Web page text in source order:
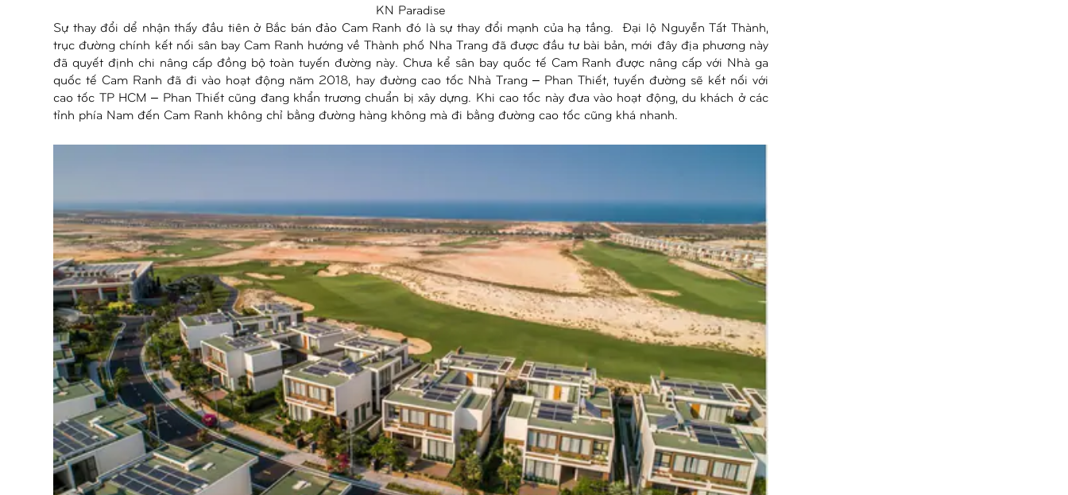
KN Paradise
Sự thay đổi dể nhận thấy đầu tiên ở Bắc bán đảo Cam Ranh đó là sự thay đổi mạnh của hạ tầng. Đại lộ Nguyễn Tất Thành,
trục đường chính kết nối sân bay Cam Ranh hướng về Thành phố Nha Trang đã được đầu tư bài bản, mới đây địa phương này
đã quyết định chi nâng cấp đồng bộ toàn tuyến đường này. Chưa kể sân bay quốc tế Cam Ranh được nâng cấp với Nhà ga
quốc tế Cam Ranh đã đi vào hoạt động năm 2018, hay đường cao tốc Nhà Trang – Phan Thiết, tuyến đường sẽ kết nối với
cao tốc TP HCM – Phan Thiết cũng đang khẩn trương chuẩn bị xây dựng. Khi cao tốc này đưa vào hoạt động, du khách ở các
tỉnh phía Nam đến Cam Ranh không chỉ bằng đường hàng không mà đi bằng đường cao tốc cũng khá nhanh.